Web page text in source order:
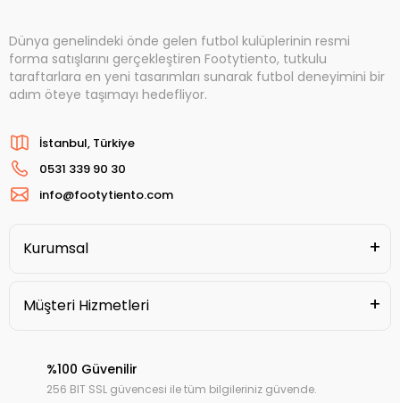
Dünya genelindeki önde gelen futbol kulüplerinin resmi
forma satışlarını gerçekleştiren Footytiento, tutkulu
taraftarlara en yeni tasarımları sunarak futbol deneyimini bir
adım öteye taşımayı hedefliyor.
İstanbul, Türkiye
0531 339 90 30
info@footytiento.com
Kurumsal
Müşteri Hizmetleri
%100 Güvenilir
256 BIT SSL güvencesi ile tüm bilgileriniz güvende.